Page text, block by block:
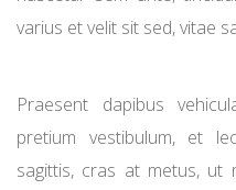
varius et velit sit sed, vitae
Praesent dapibus
pretium vestibulum, et
sagittis, cras at metus, ut